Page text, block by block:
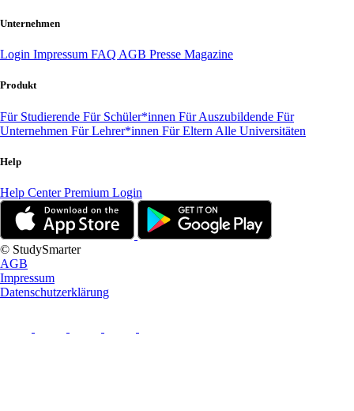
Unternehmen
Login Impressum FAQ AGB Presse Magazine
Produkt
Für Studierende Für Schüler*innen Für Auszubildende Für
Unternehmen Für Lehrer*innen Für Eltern Alle Universitäten
Help
Help CenterPremium Login
© StudySmarter
AGB
Impressum
Datenschutzerklärung